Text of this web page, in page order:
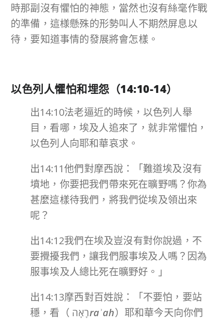
時那副沒有懼怕的神態，當然也沒有絲毫作戰
的準備，這様懸殊的形勢叫人不期然屏息以
待，要知道事情的發展將會怎樣。
以色列人懼怕和埋怨（14:10-14）
出14:10法老逼近的時候，以色列人舉
目，看哪，埃及人追來了，就非常懼怕，
以色列人向耶和華哀求。
出14:11他們對摩西說：「難道埃及沒有
墳地，你要把我們帶來死在曠野嗎？你為
甚麼這樣待我們，將我們從埃及領出來
呢？
出14:12我們在埃及豈沒有對你說過，不
要攪擾我們，讓我們服事埃及人嗎？因為
服事埃及人總比死在曠野好。」
出14:13摩西對百姓說：「不要怕，要站
穩，看（ רָאָהraʾah）耶和華今天向你們